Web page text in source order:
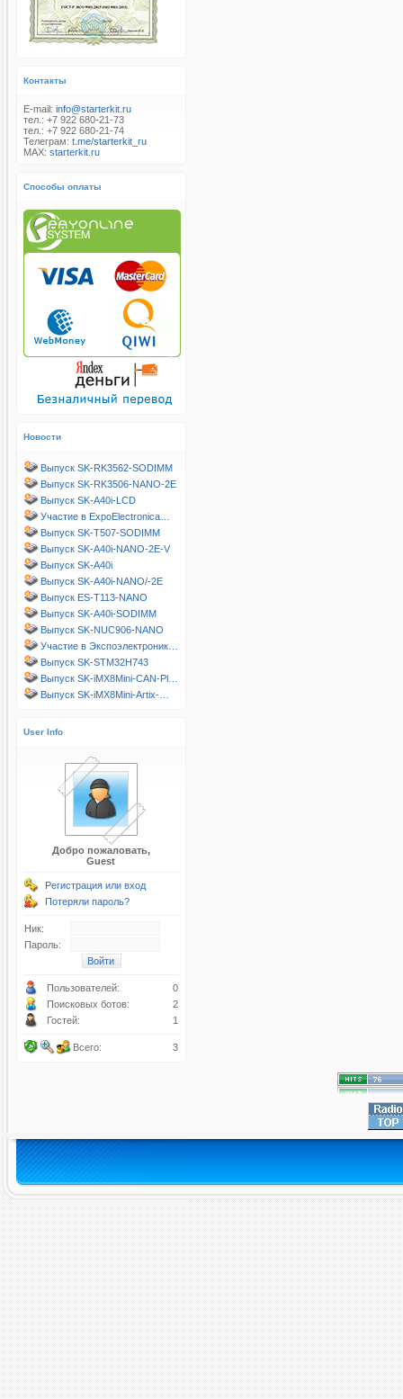
Контакты
E-mail: info@starterkit.ru
тел.: +7 922 680-21-73
тел.: +7 922 680-21-74
Телеграм: t.me/starterkit_ru
MAX: starterkit.ru
Способы оплаты
Новости
Выпуск SK-RK3562-SODIMM
Выпуск SK-RK3506-NANO-2E
Выпуск SK-A40i-LCD
Участие в ExpoElectronica…
Выпуск SK-T507-SODIMM
Выпуск SK-A40i-NANO-2E-V
Выпуск SK-A40i
Выпуск SK-A40i-NANO/-2E
Выпуск ES-T113-NANO
Выпуск SK-A40i-SODIMM
Выпуск SK-NUC906-NANO
Участие в Экспоэлектроник…
Выпуск SK-STM32H743
Выпуск SK-iMX8Mini-CAN-Pl…
Выпуск SK-iMX8Mini-Artix-…
User Info
Добро пожаловать,
Guest
Регистрация или вход
Потеряли пароль?
Ник:
Пароль:
Пользователей:
0
Поисковых ботов:
2
Гостей:
1
Всего: 3